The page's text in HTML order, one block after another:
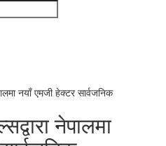
नयाँ एमजी हेक्टर सार्वजनिक
नेपालमा